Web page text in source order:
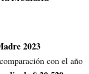
2023
con el año